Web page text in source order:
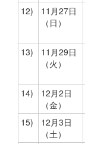
12)
11月27日
（日）
13)
11月29日
（火）
14)
12月2日
（金）
15)
12月3日
（土）